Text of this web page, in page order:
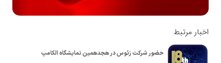
اخبار مرتبط
حضور شرکت زئوس در هجدهمین نمایشگاه الکامپ